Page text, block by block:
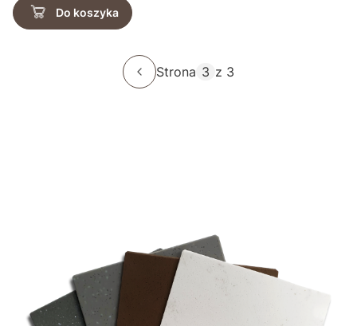
Do koszyka
Strona z 3